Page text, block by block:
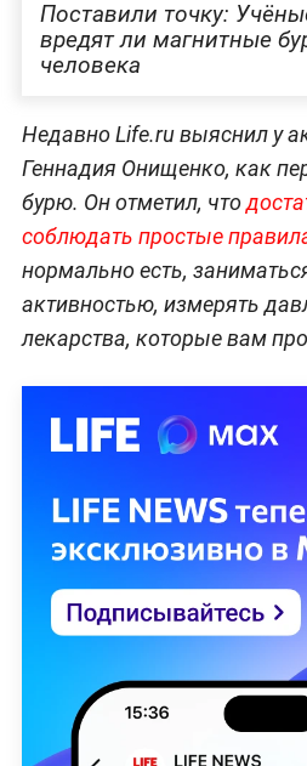
Поставили точку:
вредят ли магнитные
человека
Недавно Life.ru выяснил у
Геннадия Онищенко, как
бурю. Он отметил, что
соблюдать простые
нормально есть,
активностью, измерять
лекарства, которые вам